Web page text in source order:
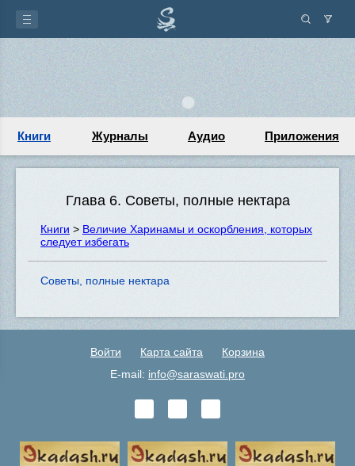
Книги Журналы Аудио Приложения
Глава 6. Советы, полные нектара
Книги > Величие Харинамы и оскорбления, которых
следует избегать
Советы, полные нектара
Войти Карта сайта
Корзина
E-mail: info@saraswati.pro